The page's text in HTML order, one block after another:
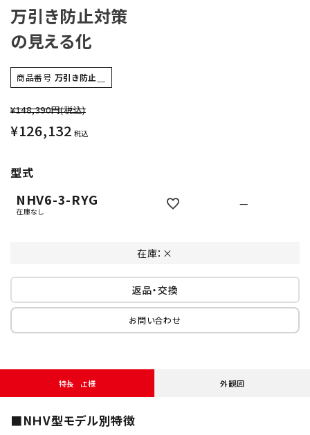
パトライトカタログ
万引き防止対策
の見える化
商品番号 万引き防止＿
¥148,390円(税込)
¥126,132 税込
型式
NHV6-3-RYG
在庫なし
—
在庫：×
返品・交換
お問い合わせ
特長・仕様 外観図
■NＨV型モデル別特徴